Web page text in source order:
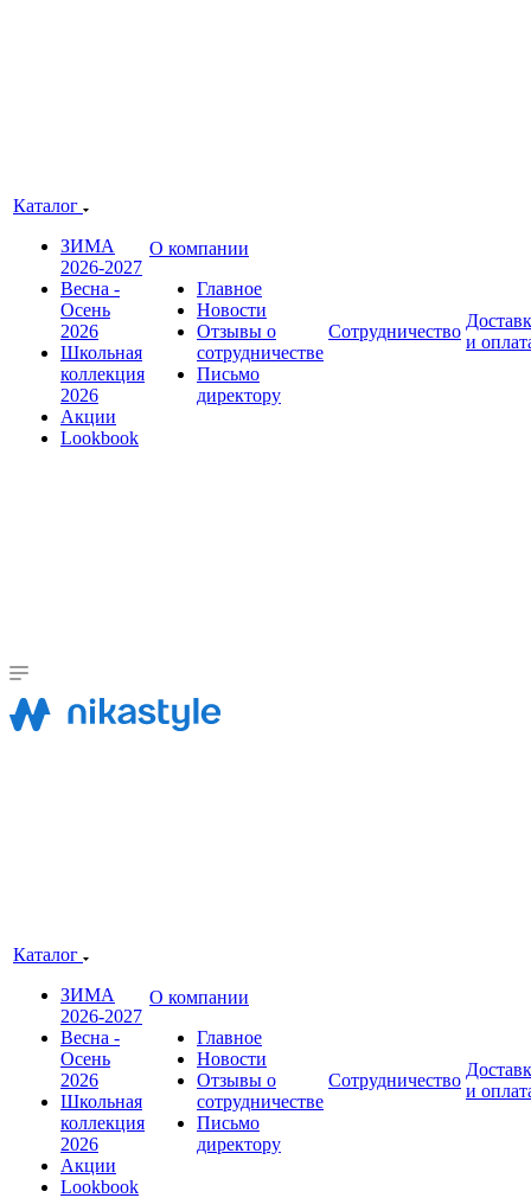
Каталог
ЗИМА
2026-2027
Весна -
Осень
2026
Школьная
коллекция
2026
Акции
Lookbook
О компании
Главное
Новости
Отзывы о
сотрудничестве
Письмо
директору
Сотрудничество
и
Каталог
ЗИМА
2026-2027
Весна -
Осень
2026
Школьная
коллекция
2026
Акции
Lookbook
О компании
Главное
Новости
Отзывы о
сотрудничестве
Письмо
директору
Сотрудничество
и